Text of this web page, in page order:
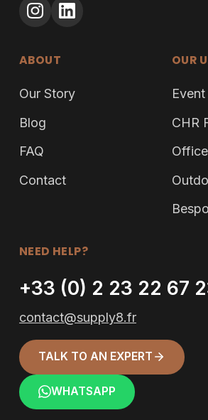
ABOUT
Our Story
Blog
FAQ
Contact
OUR
CHR
NEED HELP?
+33 (0) 2 23 22 67
contact@supply8.fr
TALK TO AN EXPERT
WHATSAPP